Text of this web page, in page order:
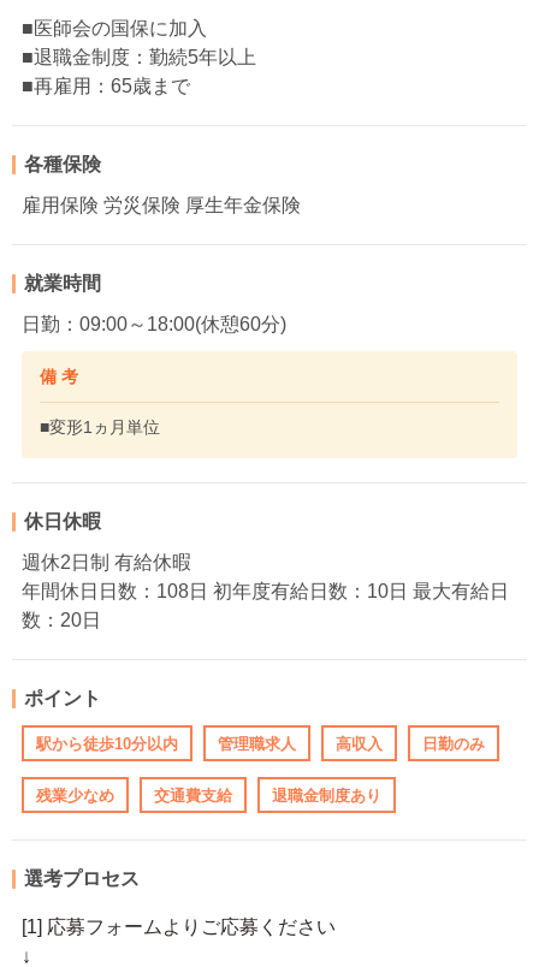
■医師会の国保に加入
■退職金制度：勤続5年以上
■再雇用：65歳まで
各種保険
雇用保険 労災保険 厚生年金保険
就業時間
日勤：09:00～18:00(休憩60分)
備 考
■変形1ヵ月単位
休日休暇
週休2日制 有給休暇
年間休日日数：108日 初年度有給日数：10日 最大有給日
数：20日
ポイント
駅から徒歩10分以内 管理職求人 高収入 日勤のみ
残業少なめ 交通費支給 退職金制度あり
選考プロセス
[1] 応募フォームよりご応募ください
↓